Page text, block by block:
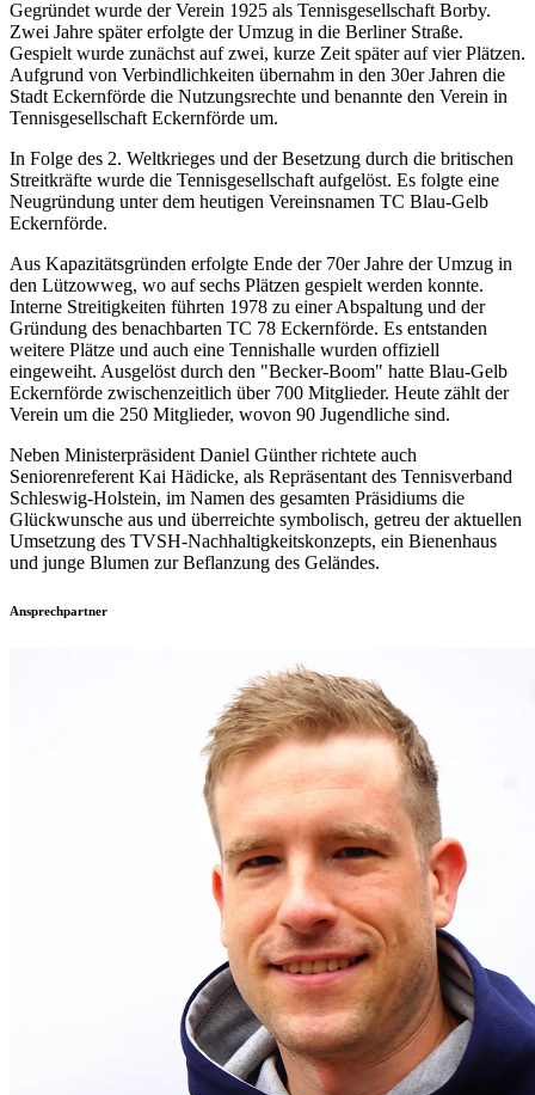
Gegründet wurde der Verein 1925 als Tennisgesellschaft Borby.
Zwei Jahre später erfolgte der Umzug in die Berliner Straße.
Gespielt wurde zunächst auf zwei, kurze Zeit später auf vier Plätzen.
Aufgrund von Verbindlichkeiten übernahm in den 30er Jahren die
Stadt Eckernförde die Nutzungsrechte und benannte den Verein in
Tennisgesellschaft Eckernförde um.
In Folge des 2. Weltkrieges und der Besetzung durch die britischen
Streitkräfte wurde die Tennisgesellschaft aufgelöst. Es folgte eine
Neugründung unter dem heutigen Vereinsnamen TC Blau-Gelb
Eckernförde.
Aus Kapazitätsgründen erfolgte Ende der 70er Jahre der Umzug in
den Lützowweg, wo auf sechs Plätzen gespielt werden konnte.
Interne Streitigkeiten führten 1978 zu einer Abspaltung und der
Gründung des benachbarten TC 78 Eckernförde. Es entstanden
weitere Plätze und auch eine Tennishalle wurden offiziell
eingeweiht. Ausgelöst durch den "Becker-Boom" hatte Blau-Gelb
Eckernförde zwischenzeitlich über 700 Mitglieder. Heute zählt der
Verein um die 250 Mitglieder, wovon 90 Jugendliche sind.
Neben Ministerpräsident Daniel Günther richtete auch
Seniorenreferent Kai Hädicke, als Repräsentant des Tennisverband
Schleswig-Holstein, im Namen des gesamten Präsidiums die
Glückwunsche aus und überreichte symbolisch, getreu der aktuellen
Umsetzung des TVSH-Nachhaltigkeitskonzepts, ein Bienenhaus
und junge Blumen zur Beflanzung des Geländes.
Ansprechpartner